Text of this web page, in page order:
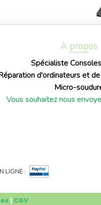
A propos
Spécialiste
d'ordinateurs et
Micro-
Vous souhaitez nous
LIGNE :
| CGV